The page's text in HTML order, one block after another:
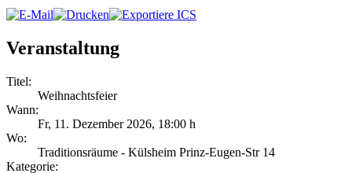
Veranstaltung
Titel:
Weihnachtsfeier
Wann:
Fr, 11. Dezember 2026, 18:00 h
Wo:
Traditionsräume - Külsheim Prinz-Eugen-Str 14
Kategorie: